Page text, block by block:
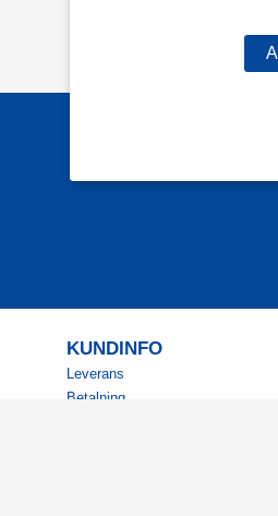
KUNDINFO
Leverans
Betalning